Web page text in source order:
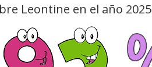
Leontine en el año 2025